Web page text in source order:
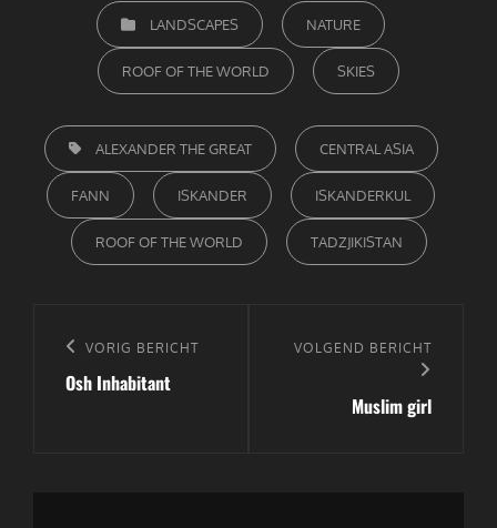
CATEGORIEËN
LANDSCAPES NATURE
ROOF OF THE WORLD SKIES
TAGS,
ALEXANDER THE GREAT CENTRAL ASIA
FANN ISKANDER ISKANDERKUL
ROOF OF THE WORLD TADZJIKISTAN
navigatie
Vorig
bericht
VORIG BERICHT
Osh Inhabitant
Volgend
VOLGEND BERICHT
Muslim girl